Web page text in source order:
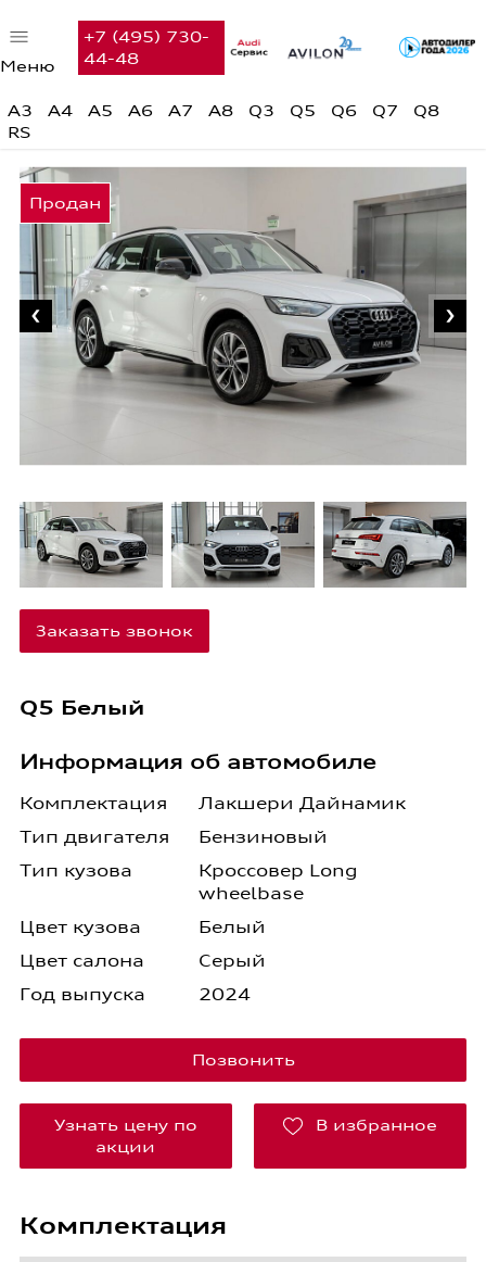
Меню
+7 (495) 730-
44-48
A3 A4 A5 A6 A7 A8 Q3 Q5 Q6 Q7
Q8
RS
Предложения недели
Финансовые услуги
Сервис
Вакансии
Контакты
Заказать звонок
Q5 Белый
Информация об автомобиле
Комплектация
Лакшери Дайнамик
Тип двигателя
Бензиновый
Тип кузова
Кроссовер Long
wheelbase
Цвет кузова
Белый
Цвет салона
Серый
Год выпуска
2024
Позвонить
Узнать цену по
акции
В избранное
Комплектация